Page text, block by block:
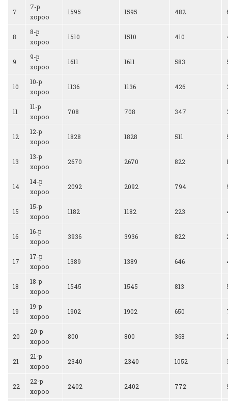
7
7-р
хороо
1595 1595 482
8
8-р
хороо
1510 1510 410
9
9-р
хороо
1611 1611 583
10
10-р
хороо
1136 1136 426
11
11-р
хороо
708 708 347
12
12-р
хороо
1828 1828 511
13
13-р
хороо
2670 2670 822
14
14-р
хороо
2092 2092 794
15
15-р
хороо
1182 1182 223
16
16-р
хороо
3936 3936 822
17
17-р
хороо
1389 1389 646
18
18-р
хороо
1545 1545 813
19
19-р
хороо
1902 1902 650
20
20-р
хороо
800 800 368
21
21-р
хороо
2340 2340 1052
22
22-р
хороо
2402 2402 772